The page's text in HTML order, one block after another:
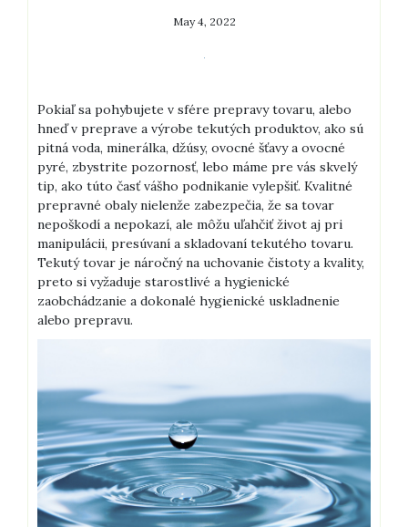
May 4, 2022
Pokiaľ sa pohybujete v sfére prepravy tovaru, alebo
hneď v preprave a výrobe tekutých produktov, ako sú
pitná voda, minerálka, džúsy, ovocné šťavy a ovocné
pyré, zbystrite pozornosť, lebo máme pre vás skvelý
tip, ako túto časť vášho podnikanie vylepšiť. Kvalitné
prepravné obaly nielenže zabezpečia, že sa tovar
nepoškodí a nepokazí, ale môžu uľahčiť život aj pri
manipulácii, presúvaní a skladovaní tekutého tovaru.
Tekutý tovar je náročný na uchovanie čistoty a kvality,
preto si vyžaduje starostlivé a hygienické
zaobchádzanie a dokonalé hygienické uskladnenie
alebo prepravu.